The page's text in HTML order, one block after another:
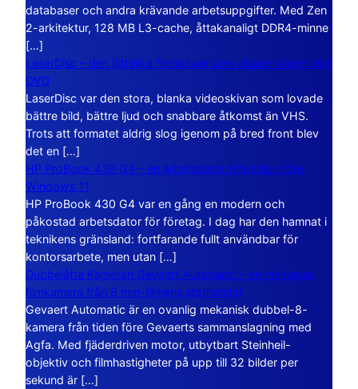
databaser och andra krävande arbetsuppgifter. Med Zen
2-arkitektur, 128 MB L3-cache, åttakanaligt DDR4-minne
[…]
LaserDisc – den jättelika filmskivan som visade vägen mot
DVD
LaserDisc var den stora, blanka videoskivan som lovade
bättre bild, bättre ljud och snabbare åtkomst än VHS.
Trots att formatet aldrig slog igenom på bred front blev
det en […]
HP ProBook 430 G4 – en arbetsdator från tiden före
Windows 11
HP ProBook 430 G4 var en gång en modern och
påkostad arbetsdator för företag. I dag har den hamnat i
teknikens gränsland: fortfarande fullt användbar för
kontorsarbete, men utan […]
Dubbelåtta Kameran Gevaert Automatic – en mekanisk
filmkamera från 8 mm-filmens storhetstid
Gevaert Automatic är en ovanlig mekanisk dubbel-8-
kamera från tiden före Gevaerts sammanslagning med
Agfa. Med fjäderdriven motor, utbytbart Steinheil-
objektiv och filmhastigheter på upp till 32 bilder per
sekund är […]